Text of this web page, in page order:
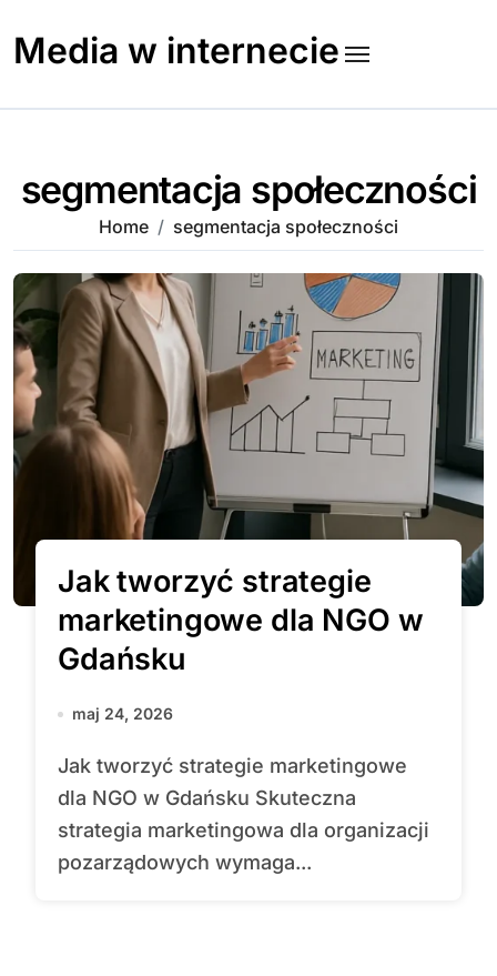
content
Media w internecie
segmentacja społeczności
Home segmentacja społeczności
Jak tworzyć strategie
marketingowe dla NGO w
Gdańsku
maj 24, 2026
Jak tworzyć strategie marketingowe
dla NGO w Gdańsku Skuteczna
strategia marketingowa dla organizacji
pozarządowych wymaga...